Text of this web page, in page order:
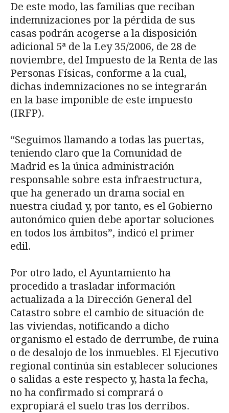
De este modo, las familias que reciban
indemnizaciones por la pérdida de sus
casas podrán acogerse a la disposición
adicional 5ª de la Ley 35/2006, de 28 de
noviembre, del Impuesto de la Renta de las
Personas Físicas, conforme a la cual,
dichas indemnizaciones no se integrarán
en la base imponible de este impuesto
(IRFP).
“Seguimos llamando a todas las puertas,
teniendo claro que la Comunidad de
Madrid es la única administración
responsable sobre esta infraestructura,
que ha generado un drama social en
nuestra ciudad y, por tanto, es el Gobierno
autonómico quien debe aportar soluciones
en todos los ámbitos”, indicó el primer
edil.
Por otro lado, el Ayuntamiento ha
procedido a trasladar información
actualizada a la Dirección General del
Catastro sobre el cambio de situación de
las viviendas, notificando a dicho
organismo el estado de derrumbe, de ruina
o de desalojo de los inmuebles. El Ejecutivo
regional continúa sin establecer soluciones
o salidas a este respecto y, hasta la fecha,
no ha confirmado si comprará o
expropiará el suelo tras los derribos.